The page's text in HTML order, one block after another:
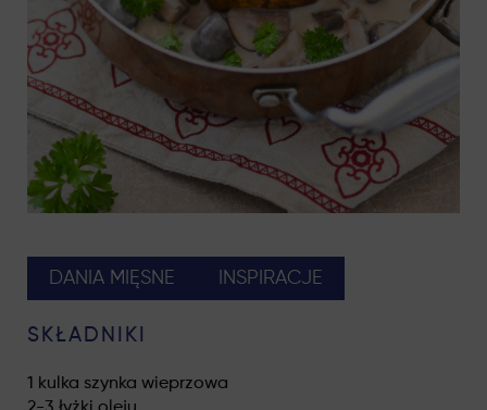
SKŁADNIKI
1 kulka szynka wieprzowa
DANIA MIĘSNE INSPIRACJE